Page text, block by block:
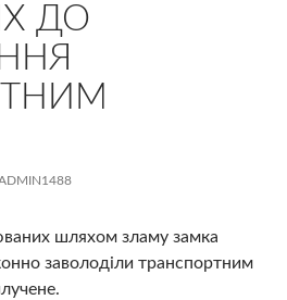
ДО
шляхом зламу замка
заволоділи транспортним